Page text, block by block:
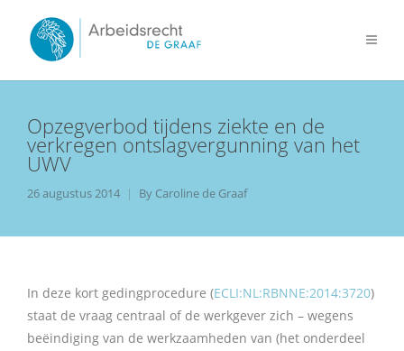
Opzegverbod tijdens ziekte en de
verkregen ontslagvergunning van het
UWV
26 augustus 2014 By Caroline de Graaf
In deze kort gedingprocedure (ECLI:NL:RBNNE:2014:3720)
staat de vraag centraal of de werkgever zich – wegens
beëindiging van de werkzaamheden van (het onderdeel